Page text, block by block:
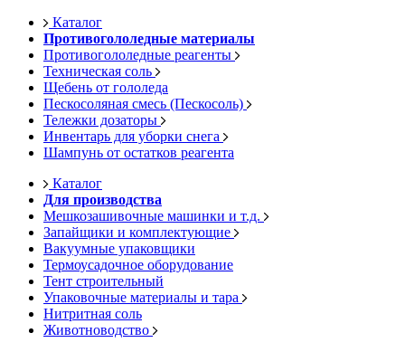
Каталог
Противогололедные материалы
Противогололедные реагенты
Техническая соль
Щебень от гололеда
Пескосоляная смесь (Пескосоль)
Тележки дозаторы
Инвентарь для уборки снега
Шампунь от остатков реагента
Каталог
Для производства
Мешкозашивочные машинки и т.д.
Запайщики и комплектующие
Вакуумные упаковщики
Термоусадочное оборудование
Тент строительный
Упаковочные материалы и тара
Нитритная соль
Животноводство